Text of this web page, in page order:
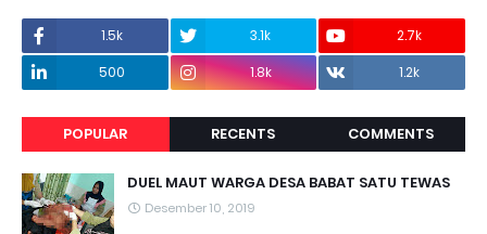
1.5k 3.1k
2.7k
500
1.8k 1.2k
POPULAR RECENTS COMMENTS
DUEL MAUT WARGA DESA BABAT SATU TEWAS
Desember 10, 2019